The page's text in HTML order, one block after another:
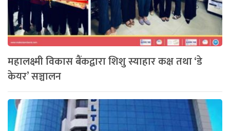
महालक्ष्मी विकास बैंकद्वारा शिशु स्याहार कक्ष तथा ‘डे
केयर’ सञ्चालन